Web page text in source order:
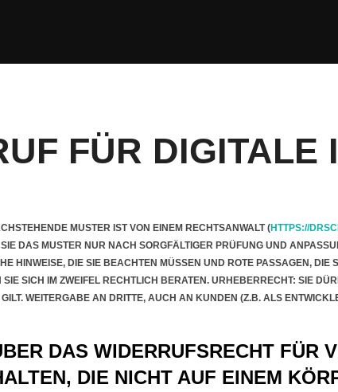
FÜR DIGITALE
MUSTER IST VON EINEM RECHTSANWALT (HTTPS://
DAS MUSTER NUR NACH SORGFÄLTIGER PRÜFUNG UND
HINWEISE, DIE SIE BEACHTEN MÜSSEN UND ROTE PASSAGEN,
SICH IM ZWEIFEL RECHTLICH BERATEN. URHEBERRECHT: SIE
WEITERGABE AN DRITTE, AUCH AN KUNDEN (Z.B. ALS
DAS WIDERRUFSRECHT FÜR
DIE NICHT AUF EINEM